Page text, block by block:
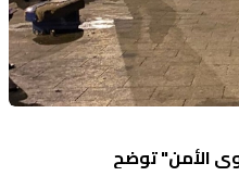
الأمن" توضح